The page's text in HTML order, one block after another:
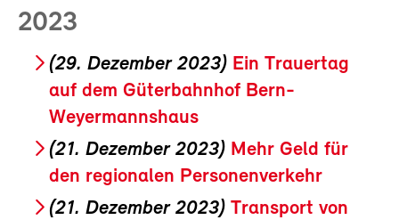
2023
(29. Dezember 2023) Ein Trauertag
auf dem Güterbahnhof Bern-
Weyermannshaus
(21. Dezember 2023) Mehr Geld für
den regionalen Personenverkehr
(21. Dezember 2023) Transport von